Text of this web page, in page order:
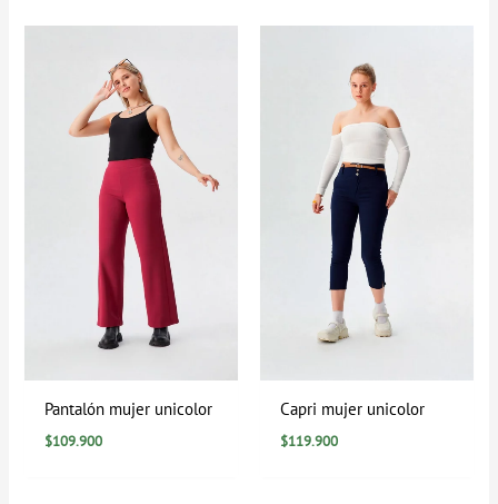
Pantalón mujer unicolor
$109.900
Capri mujer unicolor
$119.900